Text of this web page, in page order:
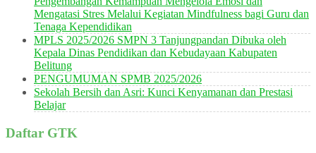
Mengatasi Stres Melalui Kegiatan Mindfulness bagi Guru dan
Tenaga Kependidikan
MPLS 2025/2026 SMPN 3 Tanjungpandan Dibuka oleh
Kepala Dinas Pendidikan dan Kebudayaan Kabupaten
Belitung
PENGUMUMAN SPMB 2025/2026
Sekolah Bersih dan Asri: Kunci Kenyamanan dan Prestasi
Belajar
Daftar GTK